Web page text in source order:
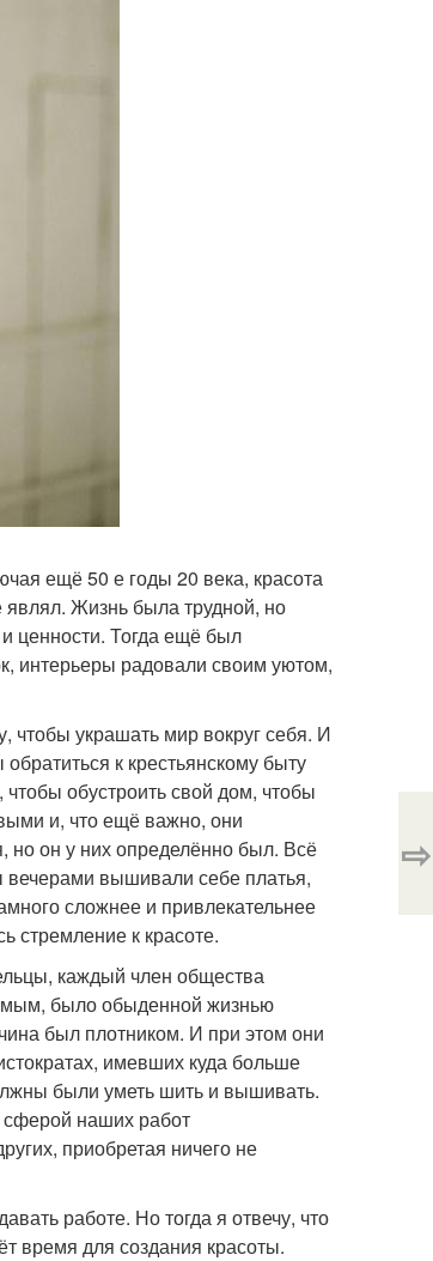
ещё 50 е годы 20 века, красота
Жизнь была трудной, но
ценности. Тогда ещё был
интерьеры радовали своим уютом,
чтобы украшать мир вокруг себя. И
к крестьянскому быту
обустроить свой дом, чтобы
и, что ещё важно, они
но он у них определённо был. Всё
вышивали себе платья,
сложнее и привлекательнее
стремление к красоте.
каждый член общества
было обыденной жизнью
был плотником. И при этом они
имевших куда больше
были уметь шить и вышивать.
наших работ
приобретая ничего не
работе. Но тогда я отвечу, что
время для создания красоты.
⇨